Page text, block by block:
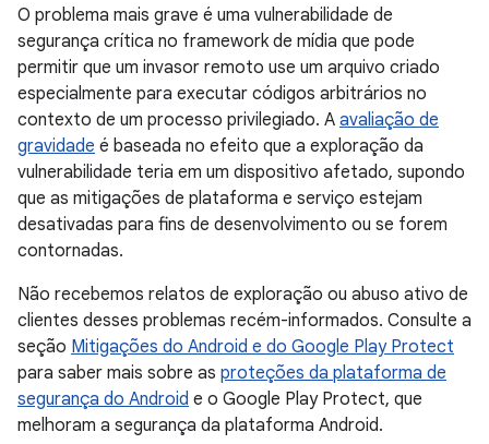
O problema mais grave é uma vulnerabilidade de
segurança crítica no framework de mídia que pode
permitir que um invasor remoto use um arquivo criado
especialmente para executar códigos arbitrários no
contexto de um processo privilegiado. A avaliação de
gravidade é baseada no efeito que a exploração da
vulnerabilidade teria em um dispositivo afetado, supondo
que as mitigações de plataforma e serviço estejam
desativadas para fins de desenvolvimento ou se forem
contornadas.
Não recebemos relatos de exploração ou abuso ativo de
clientes desses problemas recém-informados. Consulte a
seção Mitigações do Android e do Google Play Protect
para saber mais sobre as proteções da plataforma de
segurança do Android e o Google Play Protect, que
melhoram a segurança da plataforma Android.